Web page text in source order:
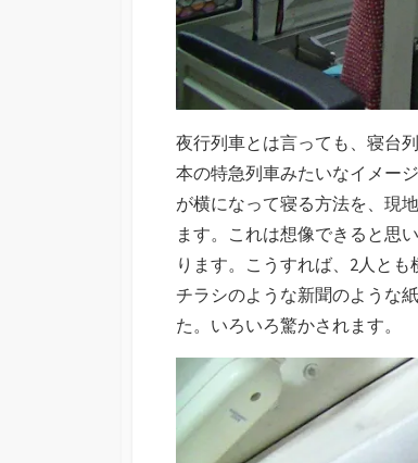
夜行列車とは言っても、寝台
本の特急列車みたいなイメー
が横になって寝る方法を、現
ます。これは想像できると思
ります。こうすれば、2人と
チラシのような新聞のような
た。いろいろ驚かされます。